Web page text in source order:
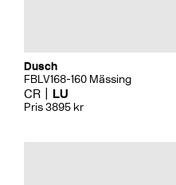
Dusch
FBLV168-160 Mässing
CR LU
Pris 3895 kr